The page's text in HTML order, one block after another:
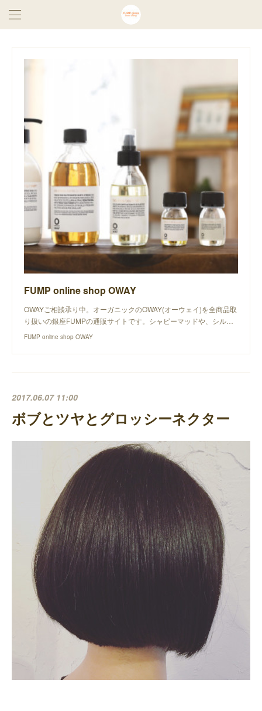
FUMP online shop OWAY
OWAYご相談承り中。オーガニックのOWAY(オーウェイ)を全商品取
り扱いの銀座FUMPの通販サイトです。シャビーマッドや、シル…
FUMP online shop OWAY
2017.06.07 11:00
ボブとツヤとグロッシーネクター